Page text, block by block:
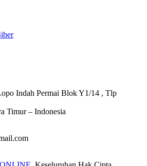
Indah Permai Blok Y1/14 , Tlp
Timur – Indonesia